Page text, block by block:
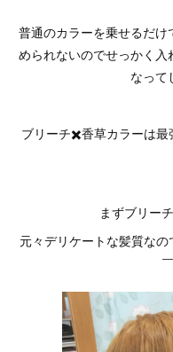
普通のカラーを乗せるだ
められないのでせっかく入
なって
ブリーチ✖️香草カラーは
まずブリー
元々デリケートな髪質な